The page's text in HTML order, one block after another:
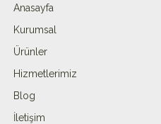
Anasayfa
Kurumsal
Ürünler
Hizmetlerimiz
Blog
İletişim